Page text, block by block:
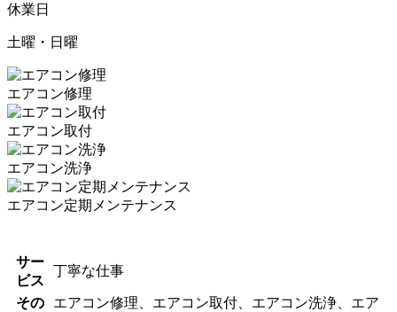
休業日
土曜・日曜
エアコン修理
エアコン取付
エアコン洗浄
エアコン定期メンテナンス
サー
ビス
丁寧な仕事
その
エアコン修理、エアコン取付、エアコン洗浄、エア